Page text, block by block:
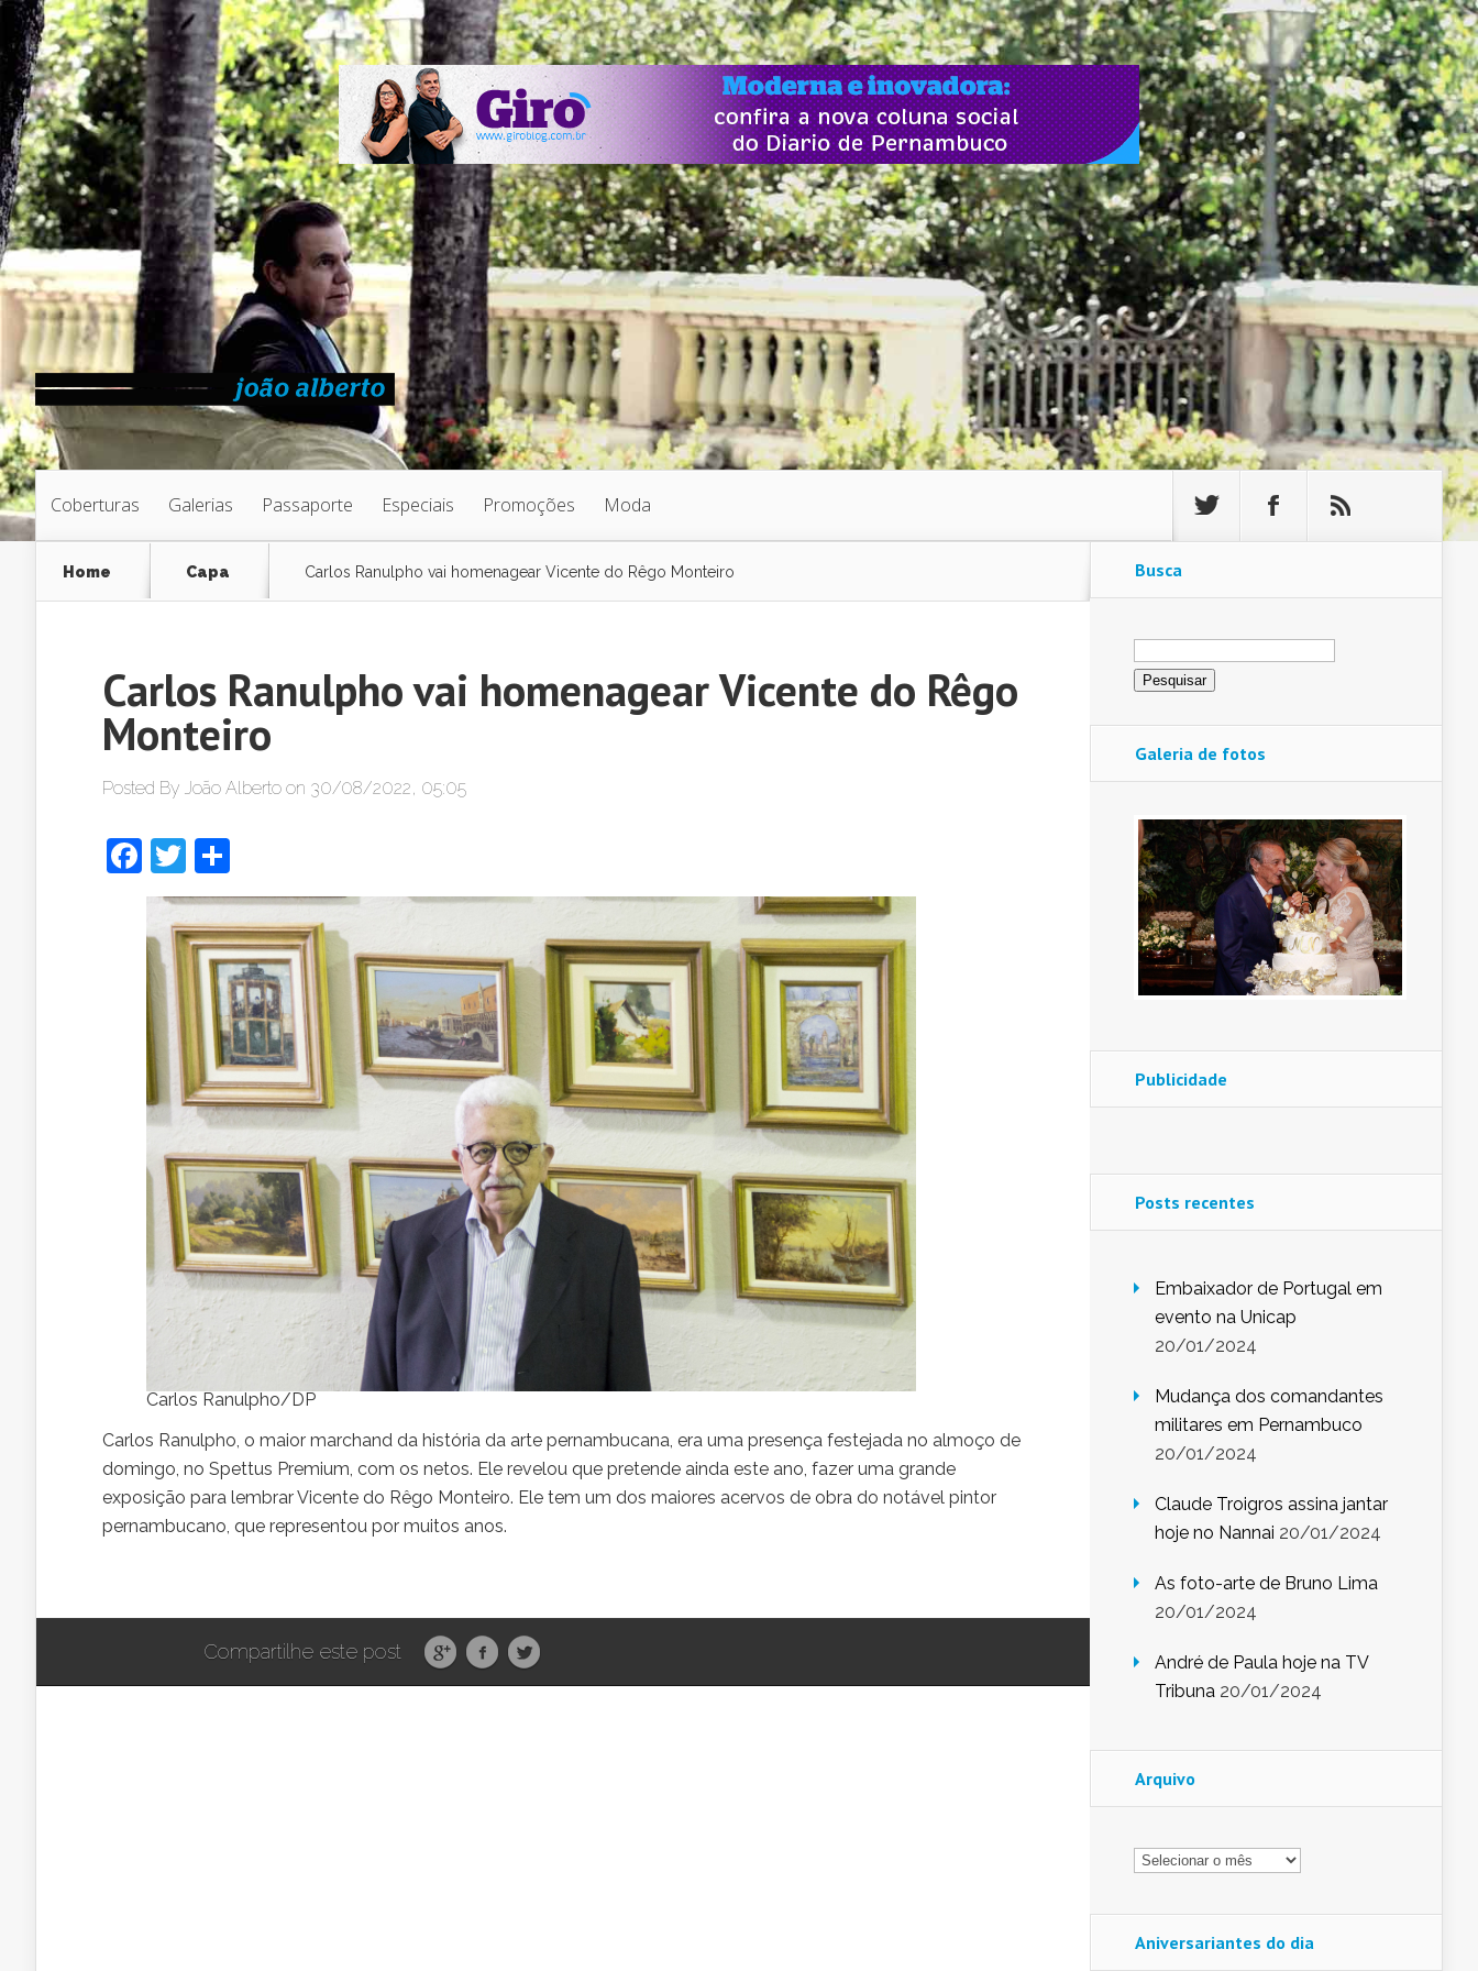
Coberturas Galerias Passaporte Especiais Promoções Moda
Home Capa Carlos Ranulpho vai homenagear Vicente do Rêgo Monteiro
Carlos Ranulpho vai homenagear Vicente do Rêgo
Monteiro
Posted By João Alberto on 30/08/2022, 05:05
Facebook
Twitter
Carlos Ranulpho/DP
Carlos Ranulpho, o maior marchand da história da arte pernambucana, era uma presença festejada no almoço de
domingo, no Spettus Premium, com os netos. Ele revelou que pretende ainda este ano, fazer uma grande
exposição para lembrar Vicente do Rêgo Monteiro. Ele tem um dos maiores acervos de obra do notável pintor
pernambucano, que representou por muitos anos.
Compartilhe este post
Busca
Pesquisar
por:
Galeria de fotos
Publicidade
Posts recentes
Embaixador de Portugal em
evento na Unicap
20/01/2024
Mudança dos comandantes
militares em Pernambuco
20/01/2024
Claude Troigros assina jantar
hoje no Nannai 20/01/2024
As foto-arte de Bruno Lima
20/01/2024
André de Paula hoje na TV
Tribuna 20/01/2024
Arquivo
Arquivo
Aniversariantes do dia